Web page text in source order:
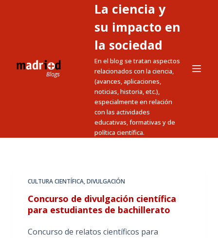
n
La ciencia y
su impacto en
la sociedad
En el blog se tratan aspectos
relacionados con la ciencia,
(avances, aplicaciones,
noticias, historia, etc.),
especialmente en relación
con las actividades
educativas, formativas y de
política científica.
CULTURA CIENTÍFICA,DIVULGACIÓN
Concurso de divulgación científica
para estudiantes de bachillerato
Concurso de relatos científicos para